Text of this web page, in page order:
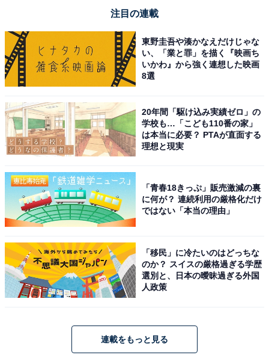
るから（30代男性）」といった声が寄せられています。
※回答者コメントは原文ママです
＞3位までの全ランキング結果を見る
この記事の筆者：てらこ
横浜生まれ横浜育ち。グルメと深夜ラジオを愛するライ
ター。FP2級。銃弾を防ぐ少年団と、ポケットに入るモ
瞬でなくなってしまうこと。X（旧Twitter）：てらこ@
ライター（@TeraWEB1）
注目の連載
東野圭吾や湊かなえだけじゃな
い、「業と罪」を描く『映画ち
いかわ』から強く連想した映画
8選
20年間「駆け込み実績ゼロ」の
学校も…「こども110番の家」
は本当に必要？ PTAが直面する
理想と現実
「青春18きっぷ」販売激減の裏
に何が？ 連続利用の厳格化だけ
ではない「本当の理由」
「移民」に冷たいのはどっちな
のか？ スイスの厳格過ぎる学歴
選別と、日本の曖昧過ぎる外国
人政策
連載をもっと見る